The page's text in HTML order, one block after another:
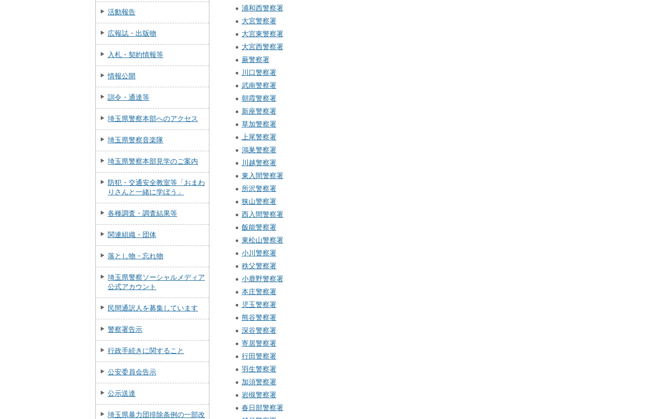
活動報告
広報誌・出版物
入札・契約情報等
情報公開
訓令・通達等
埼玉県警察本部へのアクセス
埼玉県警察音楽隊
埼玉県警察本部見学のご案内
防犯・交通安全教室等「おまわ
りさんと一緒に学ぼう」
各種調査・調査結果等
関連組織・団体
落とし物・忘れ物
埼玉県警察ソーシャルメディア
公式アカウント
民間通訳人を募集しています
警察署告示
行政手続きに関すること
公安委員会告示
公示送達
埼玉県暴力団排除条例の一部改
浦和西警察署
大宮警察署
大宮東警察署
大宮西警察署
蕨警察署
川口警察署
武南警察署
朝霞警察署
新座警察署
草加警察署
上尾警察署
鴻巣警察署
川越警察署
東入間警察署
所沢警察署
狭山警察署
西入間警察署
飯能警察署
東松山警察署
小川警察署
秩父警察署
小鹿野警察署
本庄警察署
児玉警察署
熊谷警察署
深谷警察署
寄居警察署
行田警察署
羽生警察署
加須警察署
岩槻警察署
春日部警察署